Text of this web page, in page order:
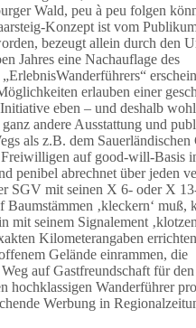
Wald, peu à peu folgen
Konzept ist vom
bezeugt allein durch den
Jahres eine Nachauflage des
erlauben einer
eben – und deshalb
andere Ausstattung und
als z.B. dem Sauerländischen
Freiwilligen auf good-will-Basis
penibel abrechnet über jeden
SGV mit seinen X 6- oder X
Baumstämmen ‚kleckern‘ muß,
mit seinem Signalement
Kilometerangaben
Gelände einrammen, die
auf Gastfreundschaft für
hochklassigen Wanderführer
Werbung in